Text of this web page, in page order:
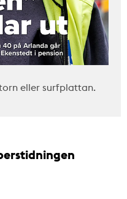
eller surfplattan.